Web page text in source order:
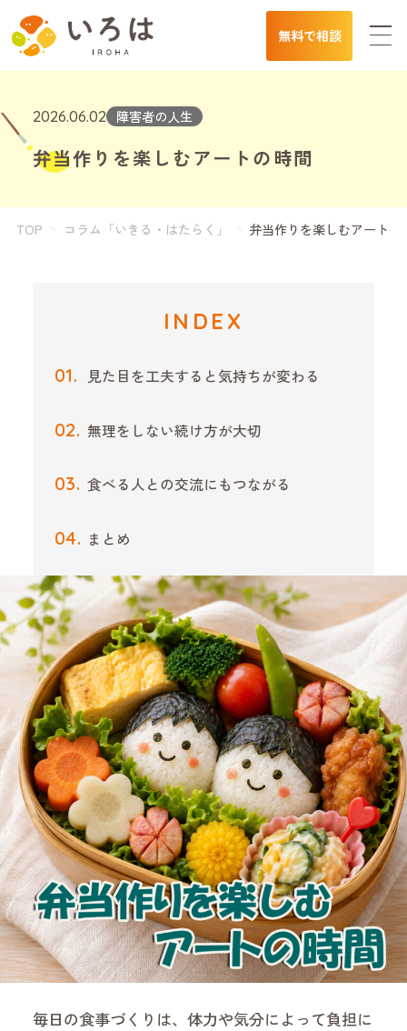
無料で相談
2026.06.02 障害者の人生
弁当作りを楽しむアートの時間
TOP コラム「いきる・はたらく」 弁当作りを楽しむアートの
INDEX
見た目を工夫すると気持ちが変わる
無理をしない続け方が大切
食べる人との交流にもつながる
まとめ
毎日の食事づくりは、体力や気分によって負担に